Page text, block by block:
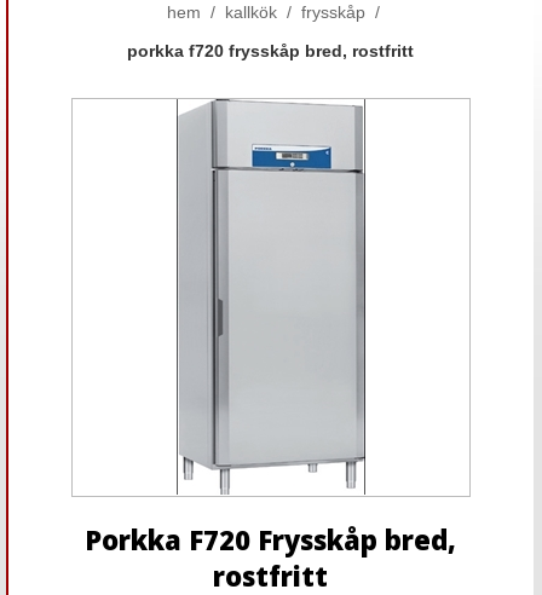
hem / kallkök / frysskåp /
porkka f720 frysskåp bred, rostfritt
Porkka F720 Frysskåp bred,
rostfritt